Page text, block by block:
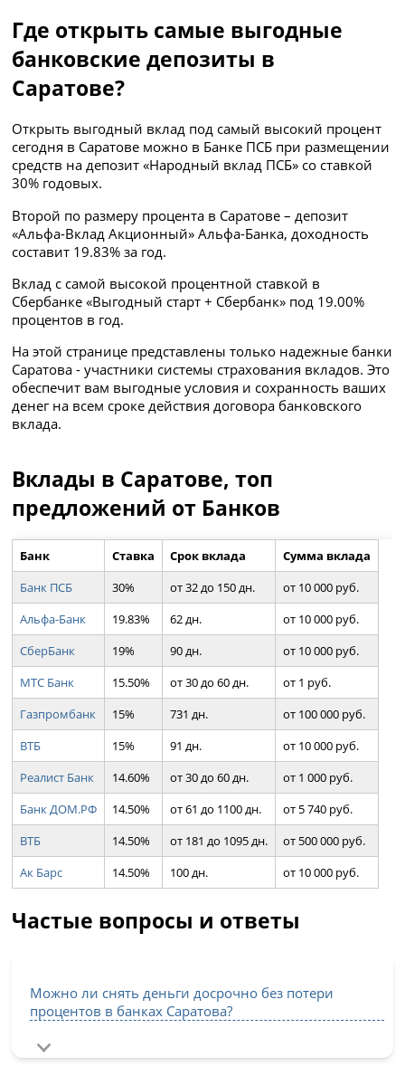
Где открыть самые выгодные
банковские депозиты в
Саратове?
Открыть выгодный вклад под самый высокий процент
сегодня в Саратове можно в Банке ПСБ при размещении
средств на депозит «Народный вклад ПСБ» со ставкой
30% годовых.
Второй по размеру процента в Саратове – депозит
«Альфа-Вклад Акционный» Альфа-Банка, доходность
составит 19.83% за год.
Вклад с самой высокой процентной ставкой в
Сбербанке «Выгодный старт + Сбербанк» под 19.00%
процентов в год.
На этой странице представлены только надежные банки
Саратова - участники системы страхования вкладов. Это
обеспечит вам выгодные условия и сохранность ваших
денег на всем сроке действия договора банковского
вклада.
Вклады в Саратове, топ
предложений от Банков
Банк Ставка Срок вклада
Сумма вклада
Банк ПСБ
30% от 32 до 150 дн.
от 10 000 руб.
Альфа-Банк
19.83% 62 дн.
от 10 000 руб.
СберБанк
19% 90 дн.
от 10 000 руб.
МТС Банк
15.50% от 30 до 60 дн.
от 1 руб.
Газпромбанк
15% 731 дн.
от 100 000 руб.
ВТБ
15% 91 дн.
от 10 000 руб.
Реалист Банк
14.60% от 30 до 60 дн.
от 1 000 руб.
Банк ДОМ.РФ
14.50% от 61 до 1100 дн.
от 5 740 руб.
ВТБ
14.50% от 181 до 1095 дн.
от 500 000 руб.
Ак Барс
14.50% 100 дн. от 10 000 руб.
Частые вопросы и ответы
Можно ли снять деньги досрочно без потери
процентов в банках Саратова?